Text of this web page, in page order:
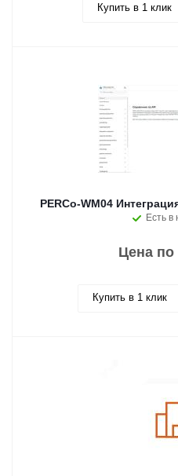
Купить в 1 клик
PERCo-WM04
Есть в
Цена по
Купить в 1 клик